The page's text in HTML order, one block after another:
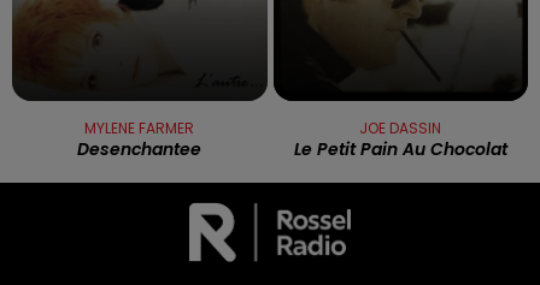
MYLENE FARMER
Desenchantee
JOE DASSIN
Le Petit Pain Au Chocolat